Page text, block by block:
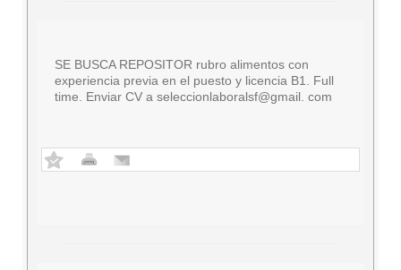
SE BUSCA REPOSITOR rubro alimentos con
experiencia previa en el puesto y licencia B1. Full
time. Enviar CV a seleccionlaboralsf@gmail. com